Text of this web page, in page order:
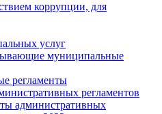
коррупции, для
услуг
муниципальные
регламенты
регламентов
административных